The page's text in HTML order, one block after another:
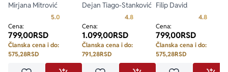
Mirjana Mitrović
5.0 Prosecna ocena je 5.0 od 5
Cena:
799,00RSD
Članska cena i do:
575,28RSD
Dejan Tiago-Stanković
4.8Prosecna ocena je 4.8 od 5
Cena:
1.099,00RSD
Članska cena i do:
791,28RSD
Filip David
4.8
Cena:
799,00RSD
Članska cena i do:
575,28RSD